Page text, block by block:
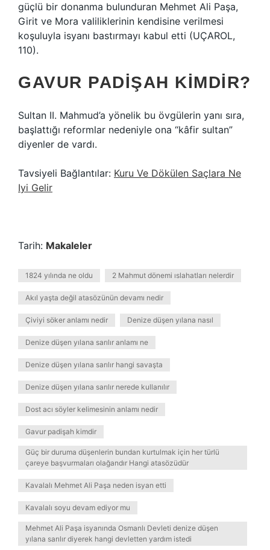
güçlü bir donanma bulunduran Mehmet Ali Paşa,
Girit ve Mora valiliklerinin kendisine verilmesi
koşuluyla isyanı bastırmayı kabul etti (UÇAROL,
110).
GAVUR PADIŞAH KIMDIR?
Sultan II. Mahmud’a yönelik bu övgülerin yanı sıra,
başlattığı reformlar nedeniyle ona “kâfir sultan”
diyenler de vardı.
Tavsiyeli Bağlantılar: Kuru Ve Dökülen Saçlara Ne
Iyi Gelir
Tarih: Makaleler
1824 yılında ne oldu 2 Mahmut dönemi ıslahatları nelerdir
Akıl yaşta değil atasözünün devamı nedir
Çiviyi söker anlamı nedir Denize düşen yılana nasıl
Denize düşen yılana sarılır anlamı ne
Denize düşen yılana sarılır hangi savaşta
Denize düşen yılana sarılır nerede kullanılır
Dost acı söyler kelimesinin anlamı nedir
Gavur padişah kimdir
Güç bir duruma düşenlerin bundan kurtulmak için her türlü
çareye başvurmaları olağandır Hangi atasözüdür
Kavalalı Mehmet Ali Paşa neden isyan etti
Kavalalı soyu devam ediyor mu
Mehmet Ali Paşa isyanında Osmanlı Devleti denize düşen
yılana sarılır diyerek hangi devletten yardım istedi